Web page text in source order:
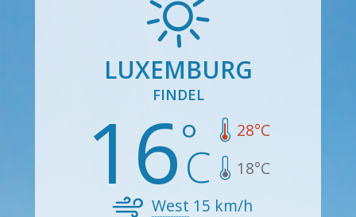
LUXEMBURG
FINDEL
16 28°C
18°C
West 15 km/h